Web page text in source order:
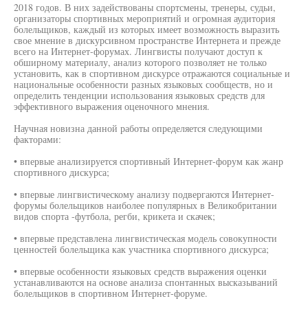
2018 годов. В них задействованы спортсмены, тренеры, судьи,
организаторы спортивных мероприятий и огромная аудитория
болельщиков, каждый из которых имеет возможность выразить
свое мнение в дискурсивном пространстве Интернета и прежде
всего на Интернет-форумах. Лингвисты получают доступ к
обширному материалу, анализ которого позволяет не только
установить, как в спортивном дискурсе отражаются социальные и
национальные особенности разных языковых сообществ, но и
определить тенденции использования языковых средств для
эффективного выражения оценочного мнения.
Научная новизна данной работы определяется следующими
факторами:
• впервые анализируется спортивный Интернет-форум как жанр
спортивного дискурса;
• впервые лингвистическому анализу подвергаются Интернет-
форумы болельщиков наиболее популярных в Великобритании
видов спорта -футбола, регби, крикета и скачек;
• впервые представлена лингвистическая модель совокупности
ценностей болельщика как участника спортивного дискурса;
• впервые особенности языковых средств выражения оценки
устанавливаются на основе анализа спонтанных высказываний
болельщиков в спортивном Интернет-форуме.